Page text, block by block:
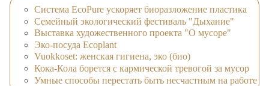
Система EcoPure ускоряет биоразложение пластика
Семейный экологический фестиваль "Дыхание"
Выставка художественного проекта "О мусоре"
Эко-посуда Ecoplant
Vuokkoset: женская гигиена, эко (био)
Кока-Кола борется с кармической тревогой за мусор
Умные способы перестать быть несчастным на работе